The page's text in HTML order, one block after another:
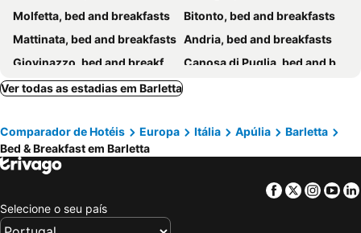
Molfetta, bed and breakfasts
Bitonto, bed and breakfasts
Mattinata, bed and breakfasts Andria, bed and breakfasts
Giovinazzo, bed and breakfasts
Canosa di Puglia, bed and breakfasts
Corato, bed and breakfasts
Terlizzi, bed and breakfasts
Bitetto, bed and breakfasts
Palo del Colle, bed and breakfasts
Trinitapoli, bed and breakfasts
Orta Nova, bed and breakfasts
Grumo Appula, bed and breakfasts
Minervino Murge, bed and breakfasts
San Ferdinando di Puglia, bed and breakfasts
Ver todas as estadias em Barletta
Comparador de Hotéis Europa Itália Apúlia
Barletta
Bed & Breakfast em Barletta
Facebook
Twitter
Selecione o seu país